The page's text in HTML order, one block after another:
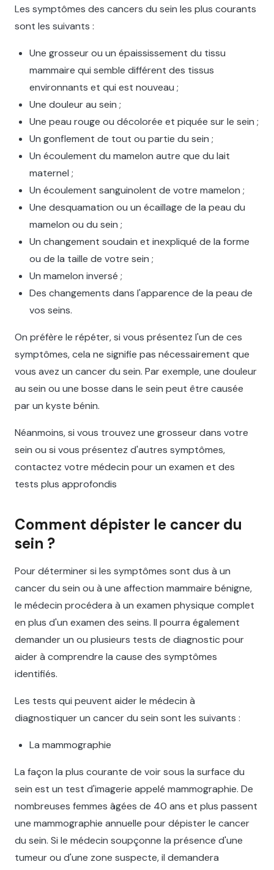
Les symptômes des cancers du sein les plus courants
sont les suivants :
Une grosseur ou un épaississement du tissu
mammaire qui semble différent des tissus
environnants et qui est nouveau ;
Une douleur au sein ;
Une peau rouge ou décolorée et piquée sur le sein ;
Un gonflement de tout ou partie du sein ;
Un écoulement du mamelon autre que du lait
maternel ;
Un écoulement sanguinolent de votre mamelon ;
Une desquamation ou un écaillage de la peau du
mamelon ou du sein ;
Un changement soudain et inexpliqué de la forme
ou de la taille de votre sein ;
Un mamelon inversé ;
Des changements dans l'apparence de la peau de
vos seins.
On préfère le répéter, si vous présentez l'un de ces
symptômes, cela ne signifie pas nécessairement que
vous avez un cancer du sein. Par exemple, une douleur
au sein ou une bosse dans le sein peut être causée
par un kyste bénin.
Néanmoins, si vous trouvez une grosseur dans votre
sein ou si vous présentez d'autres symptômes,
contactez votre médecin pour un examen et des
tests plus approfondis
Comment dépister le cancer du
sein ?
Pour déterminer si les symptômes sont dus à un
cancer du sein ou à une affection mammaire bénigne,
le médecin procédera à un examen physique complet
en plus d'un examen des seins. Il pourra également
demander un ou plusieurs tests de diagnostic pour
aider à comprendre la cause des symptômes
identifiés.
Les tests qui peuvent aider le médecin à
diagnostiquer un cancer du sein sont les suivants :
La mammographie
La façon la plus courante de voir sous la surface du
sein est un test d'imagerie appelé mammographie. De
nombreuses femmes âgées de 40 ans et plus passent
une mammographie annuelle pour dépister le cancer
du sein. Si le médecin soupçonne la présence d'une
tumeur ou d'une zone suspecte, il demandera